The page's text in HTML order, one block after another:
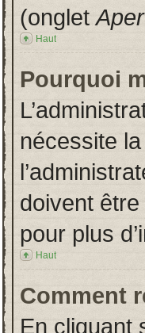
(onglet
Haut
Pourquoi
nécessite
doivent être
pour plus
Haut
Comment
En cliquant